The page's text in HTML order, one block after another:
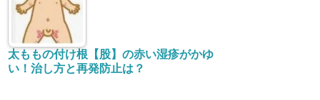
認知機能検査イラスト１６枚の覚え方と
コツ｜高得点で一発合格する方法